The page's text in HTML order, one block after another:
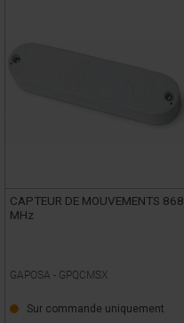
CAPTEUR DE MOUVEMENTS 868
MHz
GAPOSA - GPQCMSX
Sur commande uniquement